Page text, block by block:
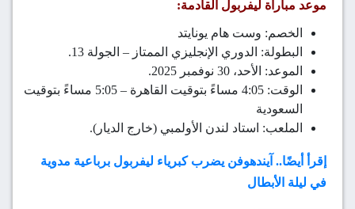
موعد مباراة ليفربول القادمة:
​الخصم: وست هام يونايتد
​البطولة: الدوري الإنجليزي الممتاز – الجولة 13.
​الموعد: الأحد، 30 نوفمبر 2025.
​الوقت: 4:05 مساءً بتوقيت القاهرة – 5:05 مساءً بتوقيت
السعودية
​الملعب: استاد لندن الأولمبي (خارج الديار).
إقرأ أيضًا.. آيندهوفن يضرب كبرياء ليفربول برباعية مدوية
في ليلة الأبطال